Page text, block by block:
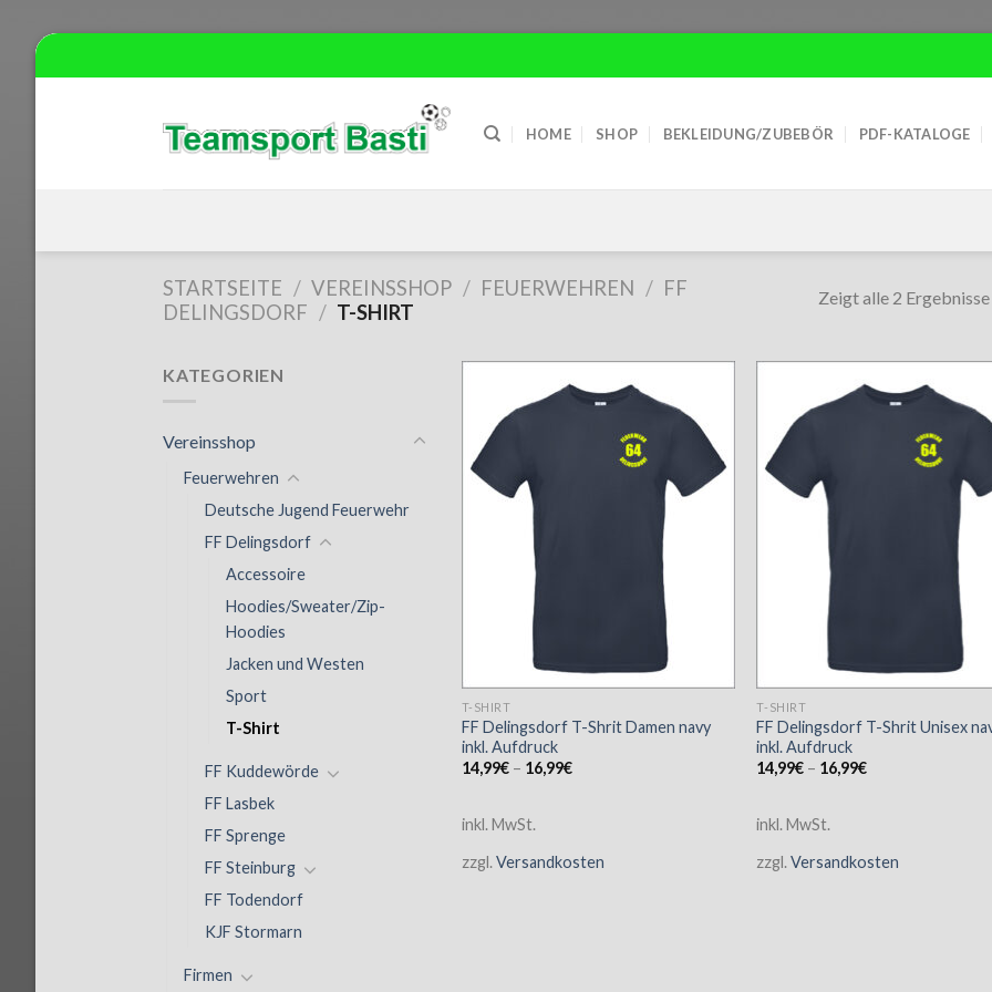
Skip
to
HOME SHOP BEKLEIDUNG/ZUBEBÖR PDF-KATALOGE
STARTSEITE / VEREINSSHOP / FEUERWEHREN / FF
DELINGSDORF / T-SHIRT
Zeigt alle 2 Ergebnisse
KATEGORIEN
Vereinsshop
Feuerwehren
Deutsche Jugend Feuerwehr
FF Delingsdorf
Accessoire
Hoodies/Sweater/Zip-
Hoodies
Jacken und Westen
Sport
T-Shirt
FF Kuddewörde
FF Lasbek
FF Sprenge
FF Steinburg
FF Todendorf
KJF Stormarn
Firmen
T-SHIRT
FF Delingsdorf T-Shrit Damen navy
inkl. Aufdruck
14,99€– 16,99€
inkl. MwSt.
zzgl. Versandkosten
T-SHIRT
FF Delingsdorf T-Shrit Unisex
inkl. Aufdruck
14,99€ – 16,99€
inkl. MwSt.
zzgl.Versandkosten